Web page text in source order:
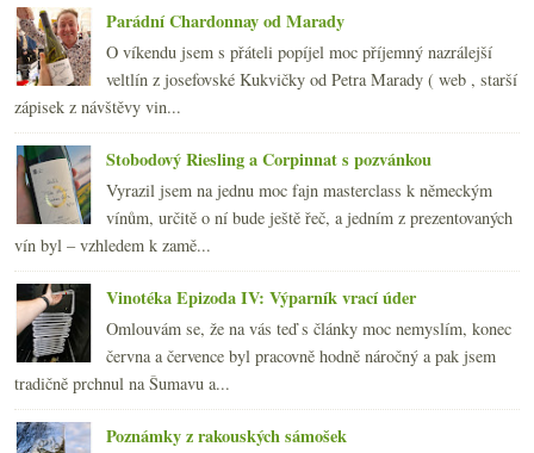
►2008(270)
►2007(108)
Parádní Chardonnay od Marady
O víkendu jsem s přáteli popíjel moc příjemný nazrálejší
veltlín z josefovské Kukvičky od Petra Marady ( web , starší
zápisek z návštěvy vin...
Stobodový Riesling a Corpinnat s pozvánkou
Vyrazil jsem na jednu moc fajn masterclass k německým
vínům, určitě o ní bude ještě řeč, a jedním z prezentovaných
vín byl – vzhledem k zamě...
Vinotéka Epizoda IV: Výparník vrací úder
Omlouvám se, že na vás teď s články moc nemyslím, konec
června a července byl pracovně hodně náročný a pak jsem
tradičně prchnul na Šumavu a...
Poznámky z rakouských sámošek